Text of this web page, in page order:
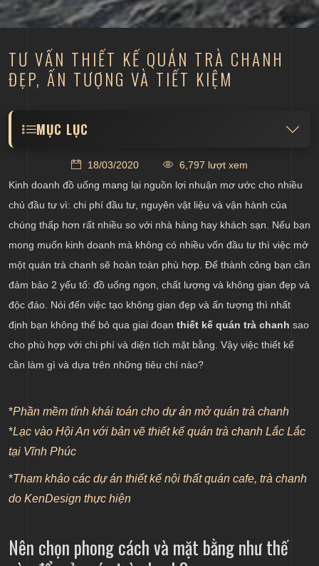
TƯ VẤN THIẾT KẾ QUÁN TRÀ CHANH
ĐẸP, ẤN TƯỢNG VÀ TIẾT KIỆM
MỤC LỤC
mở quán trà chanh?
Cần làm gì để thiết kế quán trà chanh đẹp - tiết
kiệm?
Tiêu chí để lựa chọn đồ nội thất trong quán trà
chanh
Chi phí thiết kế và thi công quán trà chanh có đắt
không?
18/03/2020
6,797 lượt xem
Kinh doanh đồ uống mang lại nguồn lợi nhuận mơ ước cho nhiều
chủ đầu tư vì: chi phí đầu tư, nguyên vật liệu và vận hành của
chúng thấp hơn rất nhiều so với nhà hàng hay khách sạn. Nếu bạn
mong muốn kinh doanh mà không có nhiều vốn đầu tư thì việc mở
một quán trà chanh sẽ hoàn toàn phù hợp. Để thành công bạn cần
đảm bảo 2 yếu tố: đồ uống ngon, chất lượng và không gian đẹp và
độc đáo. Nói đến việc tạo không gian đẹp và ấn tượng thì nhất
định bạn không thể bỏ qua giai đoạn thiết kế quán trà chanh sao
cho phù hợp với chi phí và diện tích mặt bằng. Vậy việc thiết kế
cần làm gì và dựa trên những tiêu chí nào?
*Phần mềm tính khái toán cho dự án mở quán trà chanh
*Lạc vào Hội An với bản vẽ thiết kế quán trà chanh Lắc Lắc
tại Vĩnh Phúc
*Tham khảo các dự án thiết kế nội thất quán cafe, trà chanh
do KenDesign thực hiện
Nên chọn phong cách và mặt bằng như thế